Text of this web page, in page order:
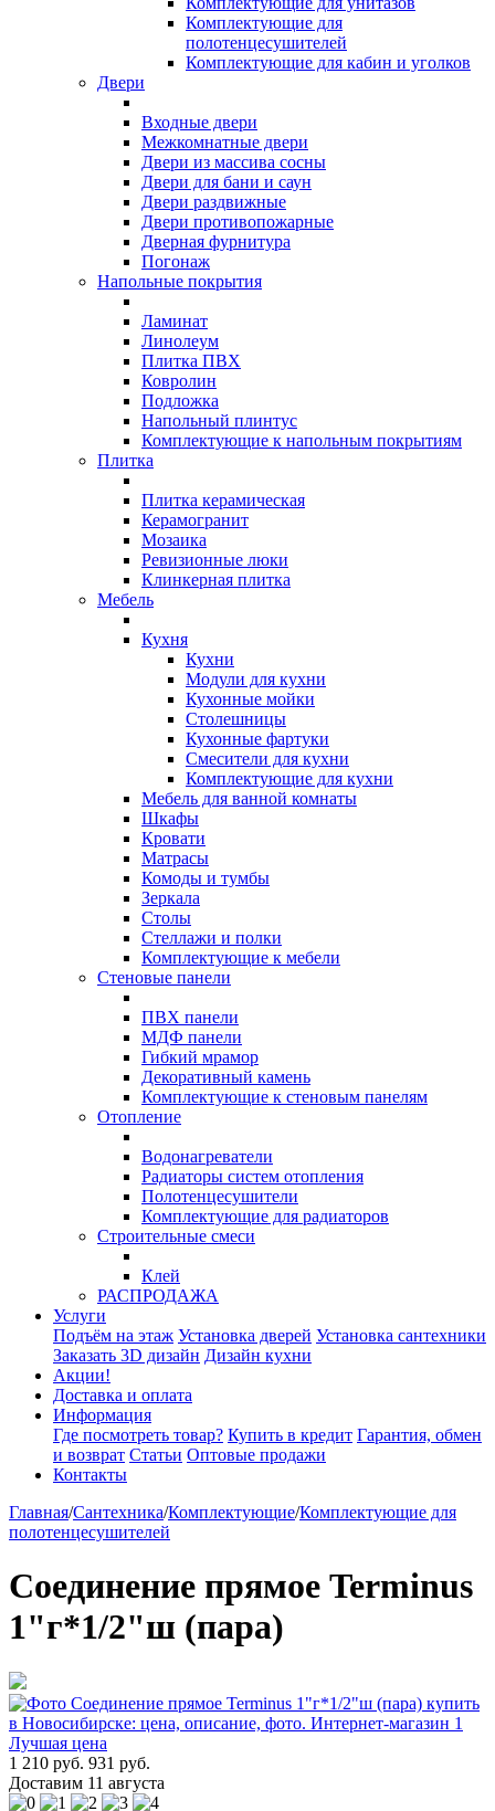
Комплектующие для
полотенцесушителей
Комплектующие для кабин и уголков
Двери
Входные двери
Межкомнатные двери
Двери из массива сосны
Двери для бани и саун
Двери раздвижные
Двери противопожарные
Дверная фурнитура
Погонаж
Напольные покрытия
Ламинат
Линолеум
Плитка ПВХ
Ковролин
Подложка
Напольный плинтус
Комплектующие к напольным покрытиям
Плитка
Плитка керамическая
Керамогранит
Мозаика
Ревизионные люки
Клинкерная плитка
Мебель
Кухня
Кухни
Модули для кухни
Кухонные мойки
Столешницы
Кухонные фартуки
Смесители для кухни
Комплектующие для кухни
Мебель для ванной комнаты
Шкафы
Кровати
Матрасы
Комоды и тумбы
Зеркала
Столы
Стеллажи и полки
Комплектующие к мебели
Стеновые панели
ПВХ панели
МДФ панели
Гибкий мрамор
Декоративный камень
Комплектующие к стеновым панелям
Отопление
Водонагреватели
Радиаторы систем отопления
Полотенцесушители
Комплектующие для радиаторов
Строительные смеси
Клей
РАСПРОДАЖА
Услуги
Подъём на этаж Установка дверей Установка сантехники
Заказать 3D дизайн Дизайн кухни
Акции!
Доставка и оплата
Информация
Где посмотреть товар? Купить в кредит Гарантия, обмен
и возврат Статьи Оптовые продажи
Контакты
Главная/Сантехника/Комплектующие/Комплектующие для
полотенцесушителей
Соединение прямое Terminus
1"г*1/2"ш (пара)
Лучшая цена
1 210 руб. 931 руб.
Доставим 11 августа